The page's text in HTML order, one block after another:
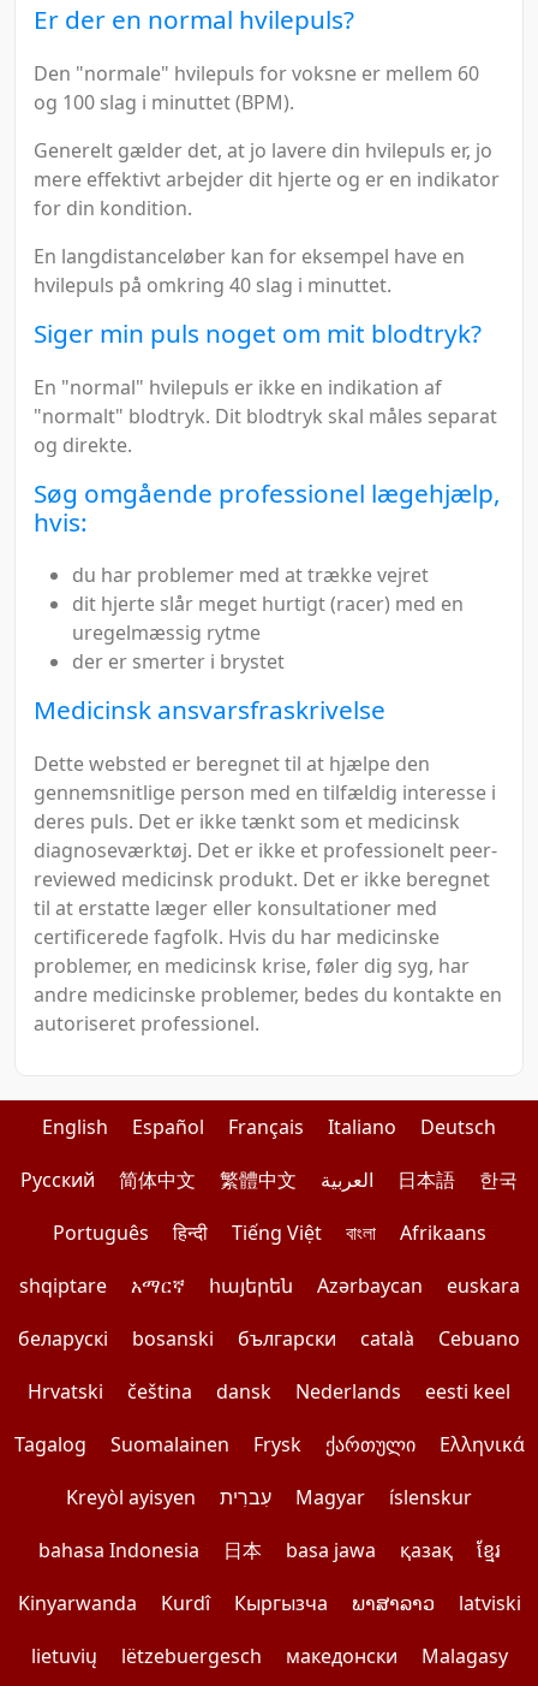
Er der en normal hvilepuls?
Den "normale" hvilepuls for voksne er mellem 60
og 100 slag i minuttet (BPM).
Generelt gælder det, at jo lavere din hvilepuls er, jo
mere effektivt arbejder dit hjerte og er en indikator
for din kondition.
En langdistanceløber kan for eksempel have en
hvilepuls på omkring 40 slag i minuttet.
Siger min puls noget om mit blodtryk?
En "normal" hvilepuls er ikke en indikation af
"normalt" blodtryk. Dit blodtryk skal måles separat
og direkte.
Søg omgående professionel lægehjælp,
hvis:
du har problemer med at trække vejret
dit hjerte slår meget hurtigt (racer) med en
uregelmæssig rytme
der er smerter i brystet
Medicinsk ansvarsfraskrivelse
Dette websted er beregnet til at hjælpe den
gennemsnitlige person med en tilfældig interesse i
deres puls. Det er ikke tænkt som et medicinsk
diagnoseværktøj. Det er ikke et professionelt peer-
reviewed medicinsk produkt. Det er ikke beregnet
til at erstatte læger eller konsultationer med
certificerede fagfolk. Hvis du har medicinske
problemer, en medicinsk krise, føler dig syg, har
andre medicinske problemer, bedes du kontakte en
autoriseret professionel.
English Español Français Italiano
Deutsch
Pусский
简体中文 繁體中文 العربية 日本語
한국
Português
हिन्दी Tiếng Việt বাংলা
Afrikaans
shqiptare
አማርኛ հայերեն Azərbaycan
euskara
беларускі
bosanski български català
Cebuano
Hrvatski
čeština dansk Nederlands
eesti keel
Tagalog
Suomalainen Frysk ქართული
Ελληνικά
Kreyòl ayisyen
עִברִית Magyar
íslenskur
bahasa Indonesia
日本 basa jawa қазақ
ខ្មែរ
Kinyarwanda
Kurdî Кыргызча ພາສາລາວ
latviski
lietuvių
lëtzebuergesch македонски Malagasy